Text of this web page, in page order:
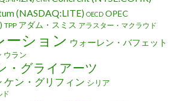
(NASDAQ:LITE) OECD OPEC
TPP アダム・スミス アラスター・マクラウド
ーション ウォーレン・バフェット
ウラン
・グライアーツ
ケン・グリフィン シリア
ド